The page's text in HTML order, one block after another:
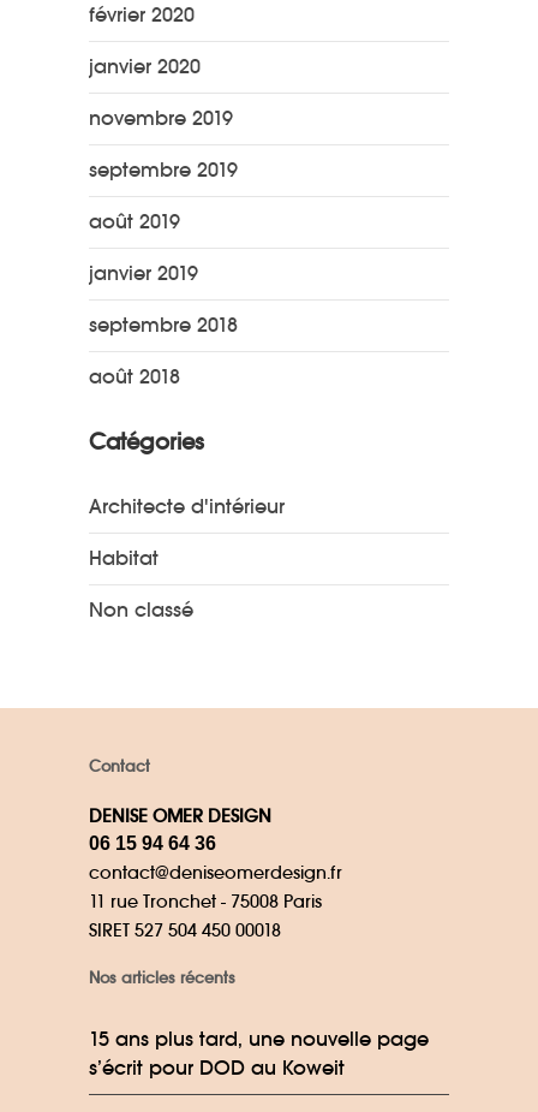
février 2020
janvier 2020
novembre 2019
septembre 2019
août 2019
janvier 2019
septembre 2018
août 2018
Catégories
Architecte d'intérieur
Habitat
Non classé
Contact
DENISE OMER DESIGN
06 15 94 64 36
contact@deniseomerdesign.fr
11 rue Tronchet - 75008 Paris
SIRET 527 504 450 00018
Nos articles récents
15 ans plus tard, une nouvelle page
s’écrit pour DOD au Koweit